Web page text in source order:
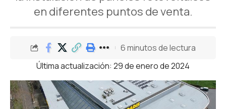
en diferentes puntos de venta.
Última actualización: 29 de enero de 2024
6 minutos de lectura